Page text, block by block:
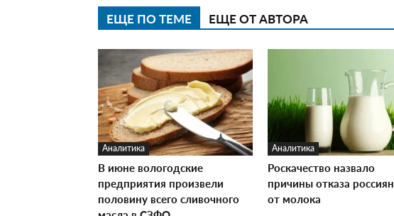
ЕЩЕ ПО ТЕМЕ ЕЩЕ ОТ АВТОРА
Аналитика
В июне вологодские
предприятия произвели
половину всего сливочного
Аналитика
Роскачество назвало
причины отказа россиян
от молока